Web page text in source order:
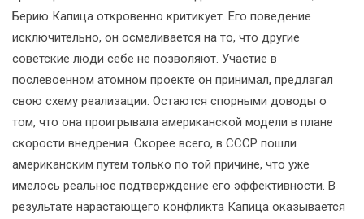
Берию Капица откровенно критикует. Его поведение
исключительно, он осмеливается на то, что другие
советские люди себе не позволяют. Участие в
послевоенном атомном проекте он принимал, предлагал
свою схему реализации. Остаются спорными доводы о
том, что она проигрывала американской модели в плане
скорости внедрения. Скорее всего, в СССР пошли
американским путём только по той причине, что уже
имелось реальное подтверждение его эффективности. В
результате нарастающего конфликта Капица оказывается